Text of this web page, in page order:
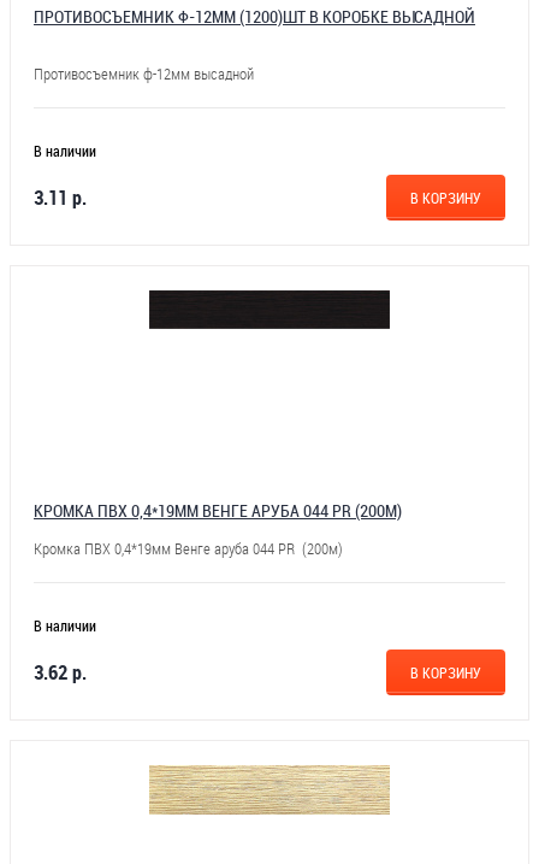
ПРОТИВОСЪЕМНИК Ф-12ММ (1200)ШТ В КОРОБКЕ ВЫСАДНОЙ
Противосъемник ф-12мм высадной
В наличии
3.11 р. В КОРЗИНУ
КРОМКА ПВХ 0,4*19ММ ВЕНГЕ АРУБА 044 PR (200М)
Кромка ПВХ 0,4*19мм Венге аруба 044 PR (200м)
В наличии
3.62 р. В КОРЗИНУ